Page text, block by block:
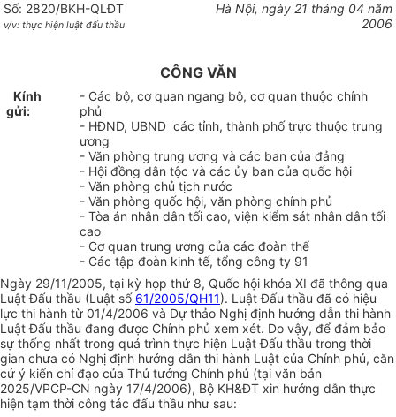
Số: 2820/BKH-QLĐT
v/v: thực hiện luật đấu thầu
Hà Nội, ngày 21 tháng 04 năm
2006
CÔNG VĂN
Kính
gửi:
- Các bộ, cơ quan ngang bộ, cơ quan thuộc chính
phủ
- HĐND, UBND các tỉnh, thành phố trực thuộc trung
ương
- Văn phòng trung ương và các ban của đảng
- Hội đồng dân tộc và các ủy ban của quốc hội
- Văn phòng chủ tịch nước
- Văn phòng quốc hội, văn phòng chính phủ
- Tòa án nhân dân tối cao, viện kiểm sát nhân dân tối
cao
- Cơ quan trung ương của các đoàn thể
- Các tập đoàn kinh tế, tổng công ty 91
Ngày 29/11/2005, tại kỳ họp thứ 8, Quốc hội khóa XI đã thông qua
Luật Đấu thầu (Luật số 61/2005/QH11). Luật Đấu thầu đã có hiệu
lực thi hành từ 01/4/2006 và Dự thảo Nghị định hướng dẫn thi hành
Luật Đấu thầu đang được Chính phủ xem xét. Do vậy, để đảm bảo
sự thống nhất trong quá trình thực hiện Luật Đấu thầu trong thời
gian chưa có Nghị định hướng dẫn thi hành Luật của Chính phủ, căn
cứ ý kiến chỉ đạo của Thủ tướng Chính phủ (tại văn bản
2025/VPCP-CN ngày 17/4/2006), Bộ KH&ĐT xin hướng dẫn thực
hiện tạm thời công tác đấu thầu như sau: